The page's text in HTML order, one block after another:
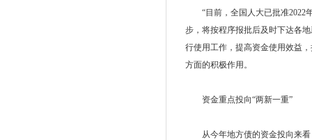
“目前，全国人大已批准2022年
步，将按程序报批后及时下达各
行使用工作，提高资金使用效益
方面的积极作用。
资金重点投向“两新一重”
从今年地方债的资金投向来看